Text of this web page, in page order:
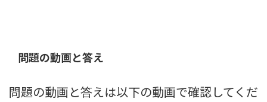
問題の動画と答え
問題の動画と答えは以下の動画で確認してくだ